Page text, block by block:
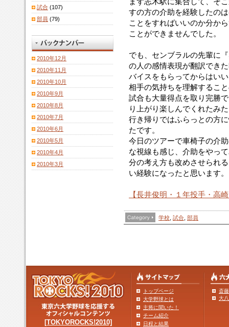
すの方の介助を経験したの
ことをすればいいのか分か
ことができませんでした。
でも、センブラルの先輩に
の人の感情表現が翻訳でき
バイスをもらってからはい
相手の気持ちを理解するこ
試合も大量得点を取り完勝
り上がり楽しんでくれたみ
行き帰りではふらっとの方
たです。
今日のツアーで車椅子の介
な視線も感じ、介助をやっ
分の考え方も改めさせられ
い経験になったと思います。
【長井俊明 ・１年投手・高
学校 試合 部員
試合 (107)
部員 (79)
2010年12月
2010年11月
2010年10月
2010年9月
2010年8月
2010年7月
2010年6月
2010年5月
2010年4月
2010年3月
[TOKYOROCKS!2010]
トップページ
大学野球とは
主将に聞いた！
チーム紹介
日程と結果
斎
大